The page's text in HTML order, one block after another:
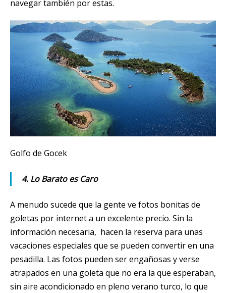
navegar también por estas.
Golfo de Gocek
4. Lo Barato es Caro
A menudo sucede que la gente ve fotos bonitas de
goletas por internet a un excelente precio. Sin la
información necesaria, hacen la reserva para unas
vacaciones especiales que se pueden convertir en una
pesadilla. Las fotos pueden ser engañosas y verse
atrapados en una goleta que no era la que esperaban,
sin aire acondicionado en pleno verano turco, lo que